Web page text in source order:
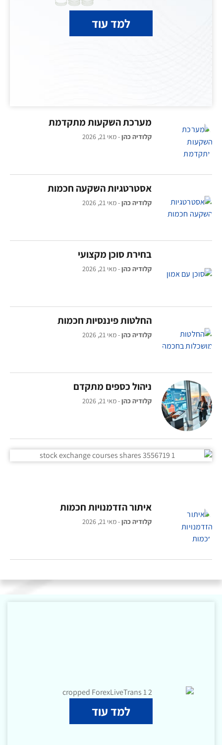
למד עוד
מערכת השקעות מתקדמת
קלודיה כהן מאי 21, 2026
אסטרטגיות השקעה חכמות
קלודיה כהן מאי 21, 2026
בחירת סוכן מקצועי
קלודיה כהן מאי 21, 2026
החלטות פיננסיות חכמות
קלודיה כהן מאי 21, 2026
ניהול כספים מתקדם
קלודיה כהן מאי 21, 2026
איתור הזדמנויות חכמות
קלודיה כהן מאי 21, 2026
למד עוד